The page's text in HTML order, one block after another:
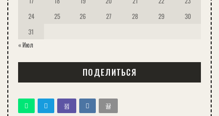
24
25 26 27 28 29
30
31
« Июл
ПОДЕЛИТЬСЯ